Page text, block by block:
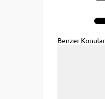
Benzer Konular